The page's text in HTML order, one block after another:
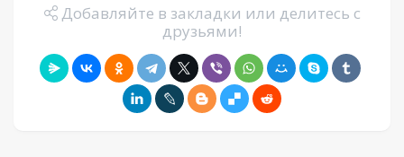
Добавляйте в закладки или делитесь с
друзьями!